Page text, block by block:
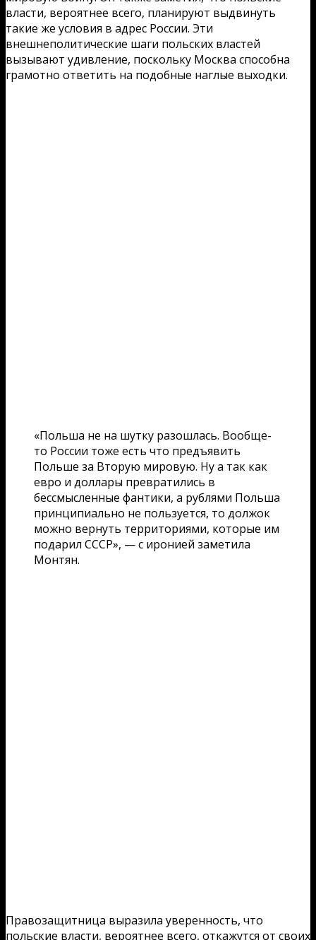
власти, вероятнее всего, планируют выдвинуть
такие же условия в адрес России. Эти
внешнеполитические шаги польских властей
вызывают удивление, поскольку Москва способна
грамотно ответить на подобные наглые выходки.
«Польша не на шутку разошлась. Вообще-
то России тоже есть что предъявить
Польше за Вторую мировую. Ну а так как
евро и доллары превратились в
бессмысленные фантики, а рублями Польша
принципиально не пользуется, то должок
можно вернуть территориями, которые им
подарил СССР», — с иронией заметила
Монтян.
Правозащитница выразила уверенность, что
польские власти, вероятнее всего, откажутся от своих